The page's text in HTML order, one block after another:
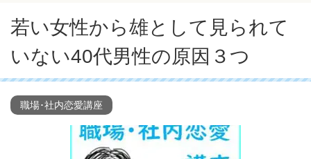
若い女性から雄として見られて
いない40代男性の原因３つ
職場･社内恋愛講座